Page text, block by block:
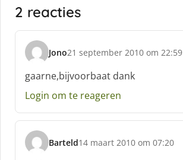
2 reacties
Jono
s
h
r
e
f
:
21 september 2010 om 22:59
gaarne,bijvoorbaat dank
Login om te reageren
Barteld
s
14 maart 2010 om 07:20